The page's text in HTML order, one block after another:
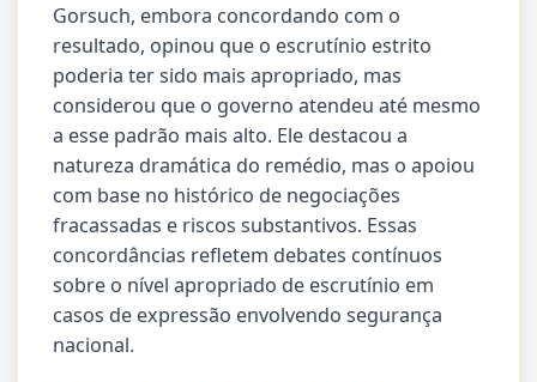
Gorsuch, embora concordando com o
resultado, opinou que o escrutínio estrito
poderia ter sido mais apropriado, mas
considerou que o governo atendeu até mesmo
a esse padrão mais alto. Ele destacou a
natureza dramática do remédio, mas o apoiou
com base no histórico de negociações
fracassadas e riscos substantivos. Essas
concordâncias refletem debates contínuos
sobre o nível apropriado de escrutínio em
casos de expressão envolvendo segurança
nacional.